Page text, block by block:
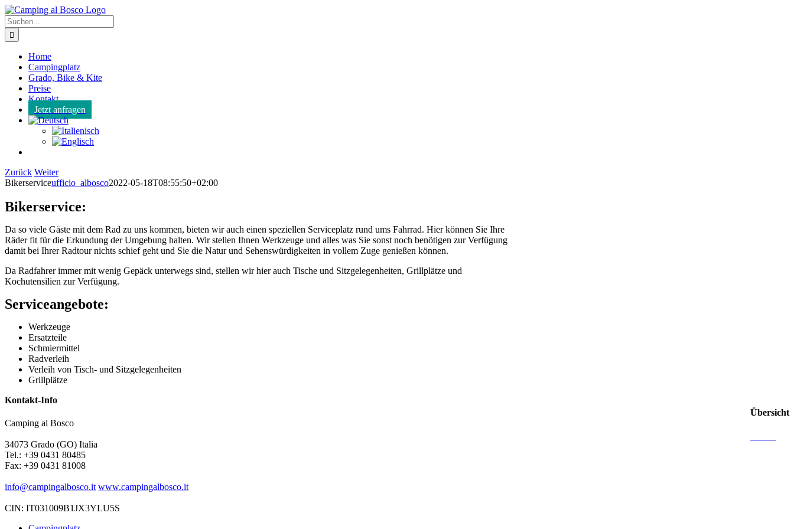
Zum
Inhalt
springen
Suche
nach:
Home
Campingplatz
Grado, Bike & Kite
Preise
Kontakt
Jetzt anfragen
Zurück Weiter
Bikerserviceufficio_albosco2022-05-18T08:55:50+02:00
Bikerservice:
Da so viele Gäste mit dem Rad zu uns kommen, bieten wir auch einen speziellen Serviceplatz rund ums Fahrrad. Hier können Sie Ihre
Räder fit für die Erkundung der Umgebung halten. Wir stellen Ihnen Werkzeuge und alles was Sie sonst noch benötigen zur Verfügung
damit bei Ihrer Radtour nichts schief geht und Sie die Natur und Sehenswürdigkeiten in vollem Zuge genießen können.
Da Radfahrer immer mit wenig Gepäck unterwegs sind, stellen wir hier auch Tische und Sitzgelegenheiten, Grillplätze und
Kochutensilien zur Verfügung.
Serviceangebote:
Werkzeuge
Ersatzteile
Schmiermittel
Radverleih
Verleih von Tisch- und Sitzgelegenheiten
Grillplätze
Übersicht
Kontakt-Info
Camping al Bosco
34073 Grado (GO) Italia
Tel.: +39 0431 80485
Fax: +39 0431 81008
info@campingalbosco.it www.campingalbosco.it
CIN: IT031009B1JX3YLU5S